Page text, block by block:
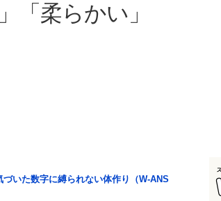
「柔らかい」
いた数字に縛られない体作り（W-ANS